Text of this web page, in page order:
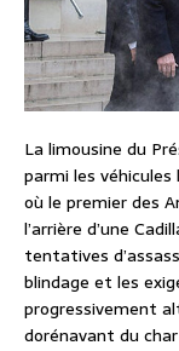
La limousine du
parmi les véhicules
où le premier des
l’arrière d’une
tentatives
blindage et les
progressivement
dorénavant du